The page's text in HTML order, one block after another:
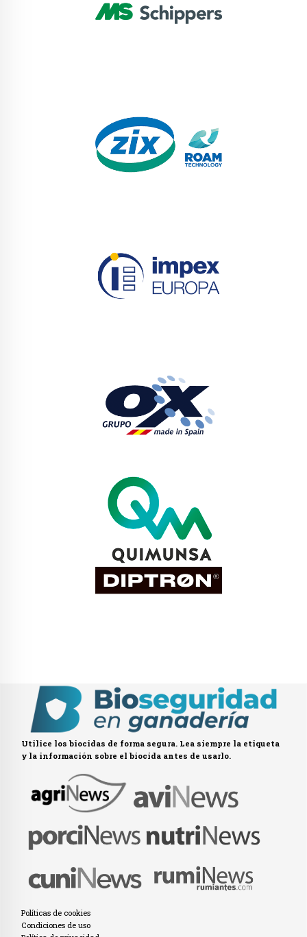
Utilice los biocidas de forma segura. Lea siempre la etiqueta
y la información sobre el biocida antes de usarlo.
Políticas de cookies
Condiciones de uso